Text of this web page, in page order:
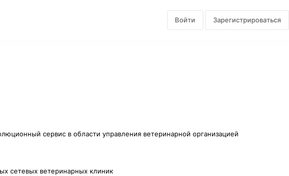
Войти Зарегистрироваться
сервис в области управления ветеринарной организацией
сетевых ветеринарных клиник